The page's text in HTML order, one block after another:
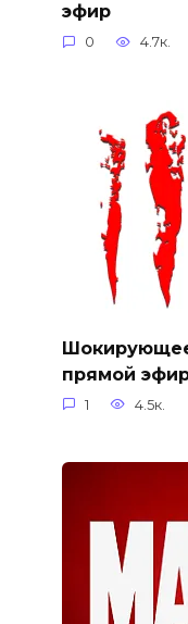
эфир
0 4.7к.
прямой
1 4.5к.